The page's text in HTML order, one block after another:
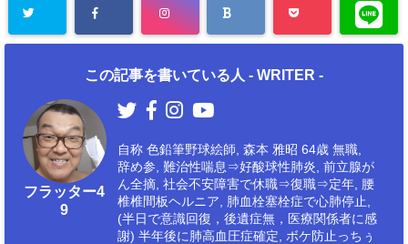
この記事を書いている人 - WRITER -
フラッター4
9
自称 色鉛筆野球絵師, 森本 雅昭 64歳 無職,
辞め参, 難治性喘息⇒好酸球性肺炎, 前立腺が
ん全摘, 社会不安障害で休職⇒復職⇒定年, 腰
椎椎間板ヘルニア, 肺血栓塞栓症で心肺停止,
(半日で意識回復，後遺症無，医療関係者に感
謝) 半年後に肺高血圧症確定, ボケ防止っちぅ